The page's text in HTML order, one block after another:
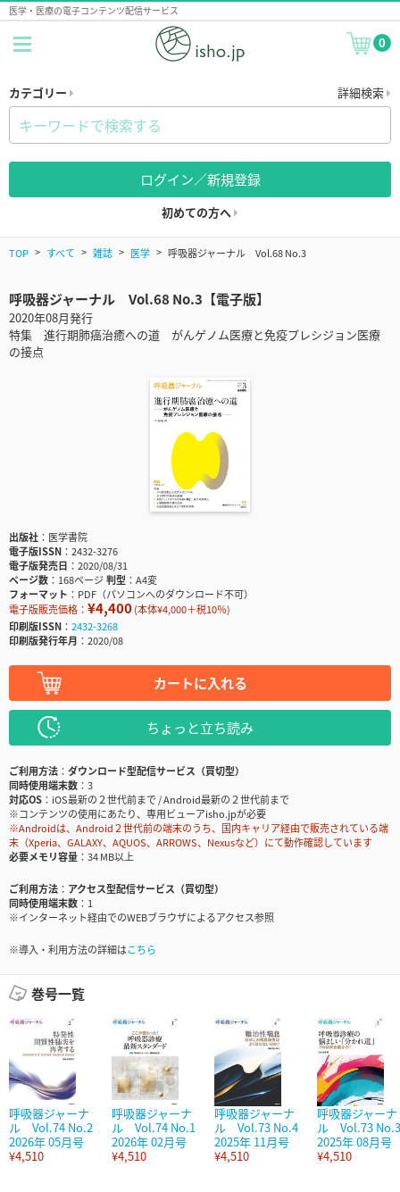
医学・医療の電子コンテンツ配信サービス
0
カテゴリー 詳細検索
ログイン／新規登録
初めての方へ
TOP すべて 雑誌 医学 呼吸器ジャーナル Vol.68 No.3
呼吸器ジャーナル Vol.68 No.3【電子版】
2020年08月発行
特集 進行期肺癌治癒への道 がんゲノム医療と免疫プレシジョン医療
の接点
出版社
医学書院
電子版ISSN
2432-3276
電子版発売日
2020/08/31
ページ数
168ページ判型
A4変
フォーマット
PDF（パソコンへのダウンロード不可）
電子版販売価格： ¥4,400(本体¥4,000＋税10％)
印刷版ISSN
2432-3268
印刷版発行年月
2020/08
カートに入れる
ちょっと立ち読み
ご利用方法
ダウンロード型配信サービス（買切型）
同時使用端末数
3
対応OS
iOS最新の２世代前まで / Android最新の２世代前まで
※コンテンツの使用にあたり、専用ビューアisho.jpが必要
※Androidは、Android２世代前の端末のうち、国内キャリア経由で販売されている端
末（Xperia、GALAXY、AQUOS、ARROWS、Nexusなど）にて動作確認しています
必要メモリ容量
34 MB以上
ご利用方法
アクセス型配信サービス（買切型）
同時使用端末数
1
※インターネット経由でのWEBブラウザによるアクセス参照
※導入・利用方法の詳細はこちら
巻号一覧
呼吸器ジャーナ
ル Vol.74 No.2
2026年 05月号
¥4,510
呼吸器ジャーナ
ル Vol.74 No.1
2026年 02月号
¥4,510
呼吸器ジャーナ
ル Vol.73 No.4
2025年 11月号
¥4,510
呼吸器ジャーナ
ル Vol.73 No.3
2025年 08月号
¥4,510